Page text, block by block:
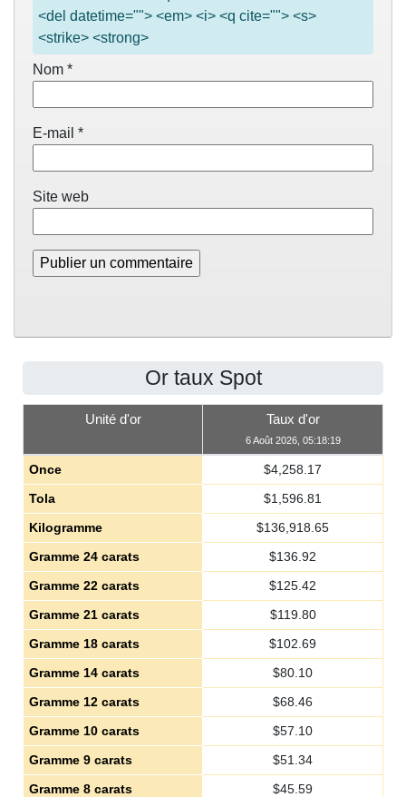
<del datetime=""> <em> <i> <q cite=""> <s>
<strike> <strong>
Nom *
E-mail *
Site web
Or taux Spot
Unité d'or Taux d'or
6 Août 2026, 05:18:19
Once $4,258.17
Tola
$1,596.81
Kilogramme
$136,918.65
Gramme 24 carats
$136.92
Gramme 22 carats
$125.42
Gramme 21 carats
$119.80
Gramme 18 carats
$102.69
Gramme 14 carats
$80.10
Gramme 12 carats
$68.46
Gramme 10 carats
$57.10
Gramme 9 carats
$51.34
Gramme 8 carats
$45.59